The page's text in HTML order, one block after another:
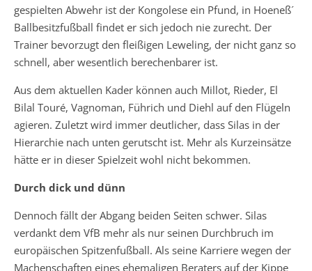
gespielten Abwehr ist der Kongolese ein Pfund, in Hoeneß´
Ballbesitzfußball findet er sich jedoch nie zurecht. Der
Trainer bevorzugt den fleißigen Leweling, der nicht ganz so
schnell, aber wesentlich berechenbarer ist.
Aus dem aktuellen Kader können auch Millot, Rieder, El
Bilal Touré, Vagnoman, Führich und Diehl auf den Flügeln
agieren. Zuletzt wird immer deutlicher, dass Silas in der
Hierarchie nach unten gerutscht ist. Mehr als Kurzeinsätze
hätte er in dieser Spielzeit wohl nicht bekommen.
Durch dick und dünn
Dennoch fällt der Abgang beiden Seiten schwer. Silas
verdankt dem VfB mehr als nur seinen Durchbruch im
europäischen Spitzenfußball. Als seine Karriere wegen der
Machenschaften eines ehemaligen Beraters auf der Kippe